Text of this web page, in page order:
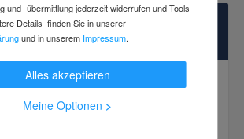
Rasenmäher für schnelle und
zuverlässige Arbeiten
ansehnlichen Rasen haben möchte, muss
fachgerecht pflegen. Denn nur so kann sich
sodass Blumengärten, Parks und Co.
treten können. Das umfangreiche
und -übermittlung jederzeit widerrufen und Tools
Details finden Sie in unserer
und in unserem Impressum.
Alles akzeptieren
Meine Optionen >